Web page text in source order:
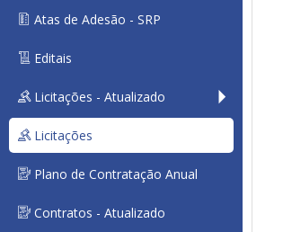
Atas de Adesão - SRP
Editais
Licitações - Atualizado
Licitações
Plano de Contratação Anual
Contratos - Atualizado